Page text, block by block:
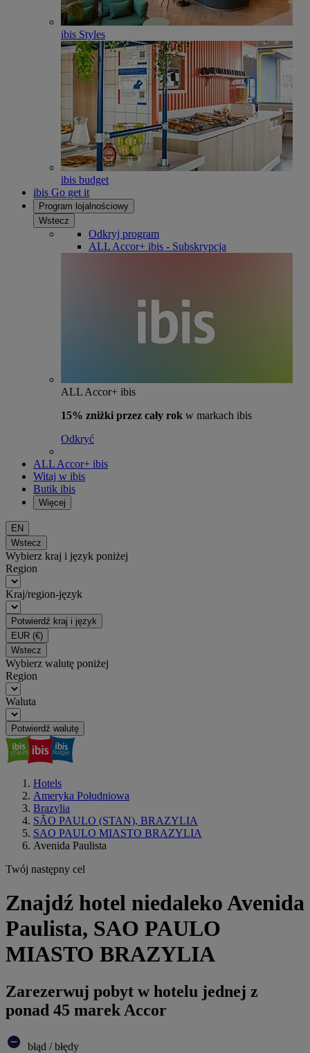
ibis Styles
ibis budget
ibis Go get it
Program lojalnościowy
Wstecz
Odkryj program
ALL Accor+ ibis - Subskrypcja
ALL Accor+ ibis
15% zniżki przez cały rok w markach ibis
Odkryć
ALL Accor+ ibis
Witaj w ibis
Butik ibis
Więcej
EN
Wstecz
Wybierz kraj i język poniżej
Region
Kraj/region-język
Potwierdź kraj i język
EUR (€)
Wstecz
Wybierz walutę poniżej
Region
Waluta
Potwierdź walutę
Hotels
Ameryka Południowa
Brazylia
SÃO PAULO (STAN), BRAZYLIA
SAO PAULO MIASTO BRAZYLIA
Avenida Paulista
Twój następny cel
Znajdź hotel niedaleko Avenida
Paulista, SAO PAULO
MIASTO BRAZYLIA
Zarezerwuj pobyt w hotelu jednej z
ponad 45 marek Accor
błąd / błędy